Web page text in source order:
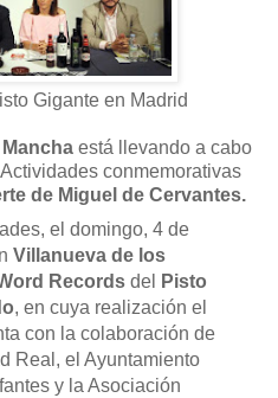
Gigante en Madrid
está llevando a cabo
conmemorativas
de Miguel de Cervantes.
el domingo, 4 de
Villanueva de los
Recordsdel
Pisto
, en cuya realización el
con la colaboración de
Real, el Ayuntamiento
y la Asociación